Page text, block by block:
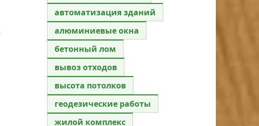
автоматизация зданий
алюминиевые окна
бетонный лом
вывоз отходов
высота потолков
геодезические работы
жилой комплекс